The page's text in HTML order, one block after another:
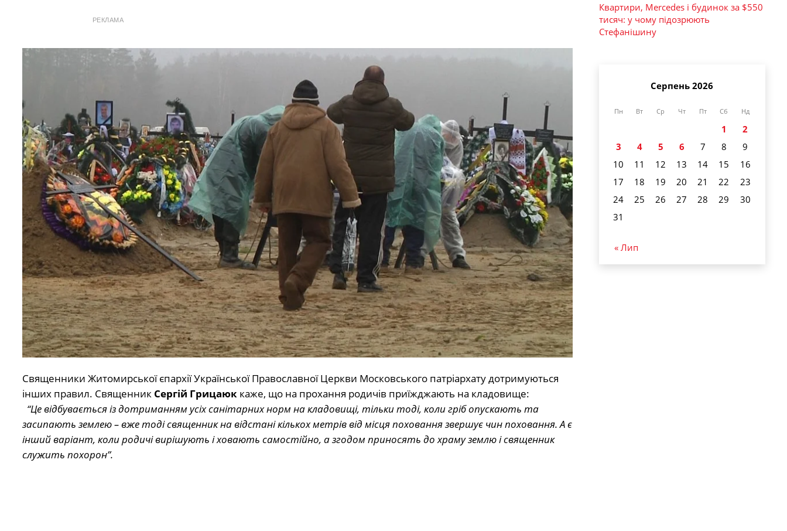
РЕКЛАМА
Священники Житомирської єпархії Української Православної Церкви Московського патріархату дотримуються
інших правил. Священник Сергій Грицаюккаже, що на прохання родичів приїжджають на кладовище:
“Це відбувається із дотриманням усіх санітарних норм на кладовищі, тільки тоді, коли гріб опускають та
засипають землею – вже тоді священник на відстані кількох метрів від місця поховання звершує чин поховання. А є
інший варіант, коли родичі вирішують і ховають самостійно, а згодом приносять до храму землю і священник
служить похорон”.
Квартири, Mercedes і будинок за $550
тисяч: у чому підозрюють
Стефанішину
Серпень 2026
Пн Вт Ср Чт Пт Сб Нд
1
2
3
4 5 6 7 8
9
10
11 12 13 14 15
16
17
18 19 20 21 22
23
24
25 26 27 28 29
30
31
« Лип